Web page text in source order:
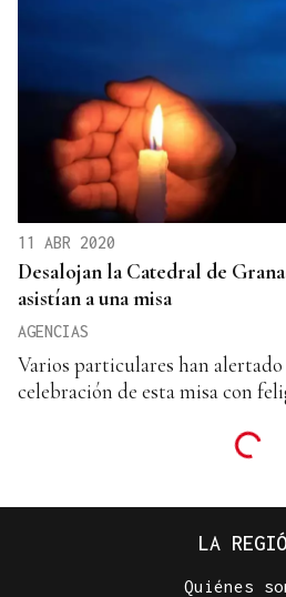
11 ABR 2020
Desalojan la Catedral de
asistían a una misa
AGENCIAS
Varios particulares han
celebración de esta misa con
LA
Quiénes